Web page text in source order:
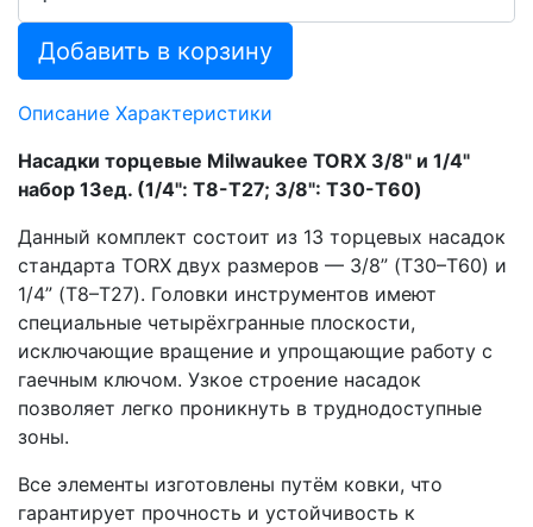
Добавить в корзину
Описание Характеристики
Насадки торцевые Milwaukee TORX 3/8" и 1/4"
набор 13ед. (1/4": T8-T27; 3/8": T30-T60)
Данный комплект состоит из 13 торцевых насадок
стандарта TORX двух размеров — 3/8” (T30–T60) и
1/4” (T8–T27). Головки инструментов имеют
специальные четырёхгранные плоскости,
исключающие вращение и упрощающие работу с
гаечным ключом. Узкое строение насадок
позволяет легко проникнуть в труднодоступные
зоны.
Все элементы изготовлены путём ковки, что
гарантирует прочность и устойчивость к